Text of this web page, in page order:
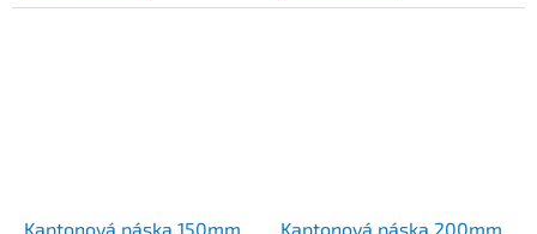
Kaptonová páska 150mm Kaptonová páska 200mm